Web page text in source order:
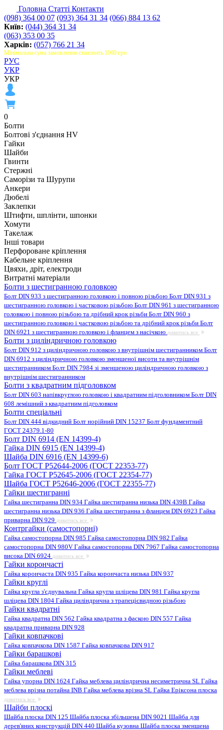
Головна Статті Контакти
(098) 364 00 07 (093) 364 31 34 (066) 884 13 62
Київ: (044) 364 31 34
(063) 353 00 35
Харків: (057) 766 21 34
Мінімальна сума замовлення становить 1000 грн
РУС
УКР
УКР
0
Болти
Болтові з'єднання HV
Гайки
Шайби
Гвинти
Стержні
Саморізи та Шурупи
Анкери
Дюбелі
Заклепки
Штифти, шплінти, шпонки
Хомути
Такелаж
Інші товари
Перфороване кріплення
Кабельне кріплення
Цвяхи, дріт, електроди
Витратні матеріали
Болти з шестигранною головкою
Болт DIN 933 з шестигранною головкою і повною різьбою Болт DIN 931 з
шестигранною головкою і частковою різьбою Болт DIN 961 з шестигранною
головкою і повною різьбою та дрібний крок різьби Болт DIN 960 з
шестигранною головкою і частковою різьбою та дрібний крок різьби Болт
DIN 6921 з шестигранною головкою і фланцем з насічкою дивитись все
Болти з циліндричною головкою
Болт DIN 912 з циліндричною головкою з внутрішнім шестигранником Болт
DIN 6912 з циліндричною головкою зменшеної висоти та внутрішнім
шестигранником Болт DIN 7984 зі зменшеною циліндричною головкою з
внутрішнім шестигранником
Болти з квадратним підголовком
Болт DIN 603 напівкруглою головкою і квадратним підголовником Болт DIN
608 лемішний з квадратним підголовком
Болти спеціальні
Болт DIN 444 відкидний Болт норійний DIN 15237 Болт фундаментний
ГОСТ 24379.1-80
Болт DIN 6914 (EN 14399-4)
Гайка DIN 6915 (EN 14399-4)
Шайба DIN 6916 (EN 14399-6)
Болт ГОСТ Р52644-2006 (ГОСТ 22353-77)
Гайка ГОСТ Р52645-2006 (ГОСТ 22354-77)
Шайба ГОСТ Р52646-2006 (ГОСТ 22355-77)
Гайки шестигранні
Гайка шестигранна DIN 934 Гайка шестигранна низька DIN 439B Гайка
шестигранна низька DIN 936 Гайка шестигранна з фланцем DIN 6923 Гайка
приварна DIN 929 дивитись все
Контргайки (самостопорні)
Гайка самостопорна DIN 985 Гайка самостопорна DIN 982 Гайка
самостопорна DIN 980V Гайка самостопорна DIN 7967 Гайка самостопорна
висока DIN 6924 дивитись все
Гайки корончасті
Гайка корончаста DIN 935 Гайка корончаста низька DIN 937
Гайки круглі
Гайка кругла з'єднувальна Гайка кругла шліцева DIN 981 Гайка кругла
шліцева DIN 1804 Гайка циліндрична з трапецієвидною різьбою
Гайки квадратні
Гайка квадратна DIN 562 Гайка квадратна з фаскою DIN 557 Гайка
квадратна приварна DIN 928
Гайки ковпачкові
Гайка ковпачкова DIN 1587 Гайка ковпачкова DIN 917
Гайки барашкові
Гайка барашкова DIN 315
Гайки меблеві
Гайка упорна DIN 1624 Гайка меблева циліндрична несиметрична SL Гайка
меблева врізна потайна INB Гайка меблева врізна SL Гайка Еріксона плоска
дивитись все
Шайби плоскі
Шайба плоска DIN 125 Шайба плоска збільшена DIN 9021 Шайба для
дерев'яних конструкцій DIN 440 Шайба кузовна Шайба плоска зменшена